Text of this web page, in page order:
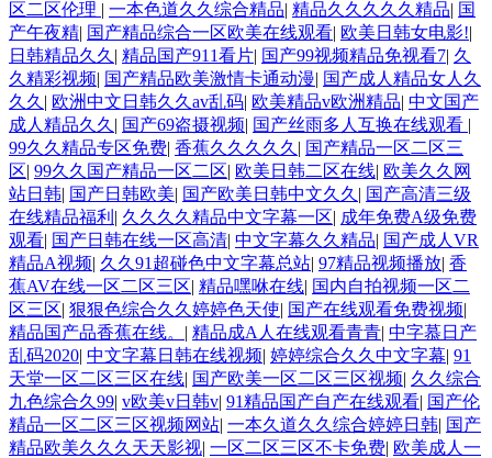
区二区伦理 | 一本色道久久综合精品| 精品久久久久久精品| 国
产午夜精| 国产精品综合一区欧美在线观看| 欧美日韩女电影!|
日韩精品久久 | 精品国产911看片| 国产99视频精品免视看7| 久
久精彩视频| 国产精品欧美激情卡通动漫| 国产成人精品女人久
久久 | 欧洲中文日韩久久av乱码| 欧美精品v欧洲精品| 中文国产
成人精品久久 | 国产69盗摄视频| 国产丝雨多人互换在线观看 |
99久久精品专区免费| 香蕉久久久久久 | 国产精品一区二区三
区| 99久久国产精品一区二区| 欧美日韩二区在线| 欧美久久网
站日韩| 国产日韩欧美| 国产欧美日韩中文久久 | 国产高清三级
在线精品福利 | 久久久久精品中文字幕一区| 成年免费A级免费
观看| 国产日韩在线一区高清| 中文字幕久久精品| 国产成人VR
精品A视频| 久久91超碰色中文字幕总站| 97精品视频播放| 香
蕉AV在线一区二区三区| 精品嘿咻在线| 国内自拍视频一区二
区三区| 狠狠色综合久久婷婷色天使| 国产在线观看免费视频|
精品国产品香蕉在线。 | 精品成A人在线观看青青| 中字慕日产
乱码2020| 中文字幕日韩在线视频| 婷婷综合久久中文字幕| 91
天堂一区二区三区在线| 国产欧美一区二区三区视频| 久久综合
九色综合久99| v欧美v日韩v| 91精品国产自产在线观看| 国产伦
精品一区二区三区视频网站| 一本久道久久综合婷婷日韩| 国产
精品欧美久久久天天影视| 一区二区三区不卡免费| 欧美成人一